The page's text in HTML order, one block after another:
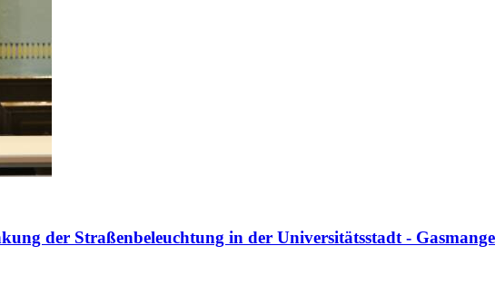
der Straßenbeleuchtung in der Universitätsstadt -